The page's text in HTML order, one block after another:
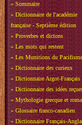
» Sommaire
» Dictionnaire de l'académie
française - Septième édition
» Proverbes et dictons
» Les mots qui restent
» Les Munitions du Pacifisme
» Dictionnaire des curieux
» Dictionnaire Argot-Français
» Dictionnaire des idées
» Mythologie grecque et
» Glossaire franco-canadien
» Dictionnaire Français-